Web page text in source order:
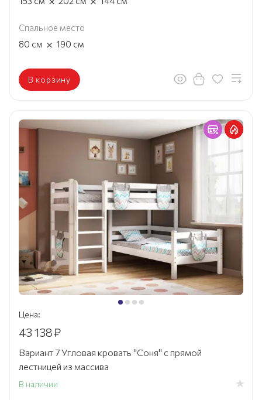
Спальное место
80 см × 190 см
В корзину
Цена:
43 138₽
Вариант 7 Угловая кровать "Соня" с прямой
лестницей из массива
В наличии